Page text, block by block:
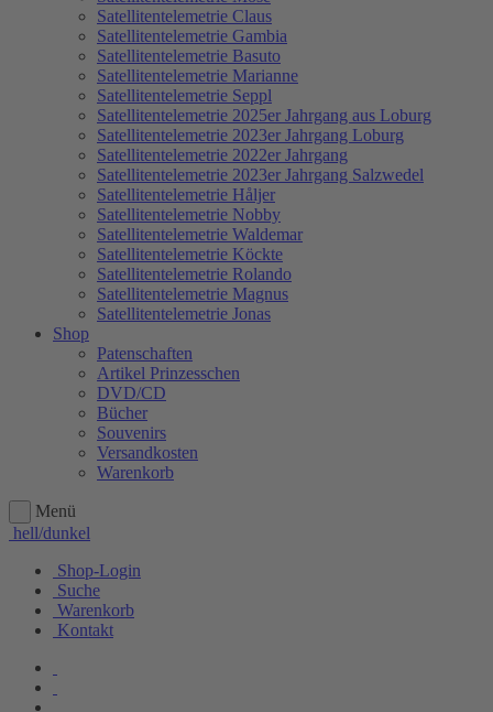
Satellitentelemetrie Claus
Satellitentelemetrie Gambia
Satellitentelemetrie Basuto
Satellitentelemetrie Marianne
Satellitentelemetrie Seppl
Satellitentelemetrie 2025er Jahrgang aus Loburg
Satellitentelemetrie 2023er Jahrgang Loburg
Satellitentelemetrie 2022er Jahrgang
Satellitentelemetrie 2023er Jahrgang Salzwedel
Satellitentelemetrie Håljer
Satellitentelemetrie Nobby
Satellitentelemetrie Waldemar
Satellitentelemetrie Köckte
Satellitentelemetrie Rolando
Satellitentelemetrie Magnus
Satellitentelemetrie Jonas
Shop
Patenschaften
Artikel Prinzesschen
DVD/CD
Bücher
Souvenirs
Versandkosten
Warenkorb
Menü
hell/dunkel
Shop-Login
Suche
Warenkorb
Kontakt